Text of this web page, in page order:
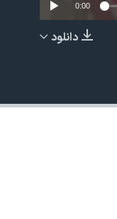
EMBED
0:00
دانلود